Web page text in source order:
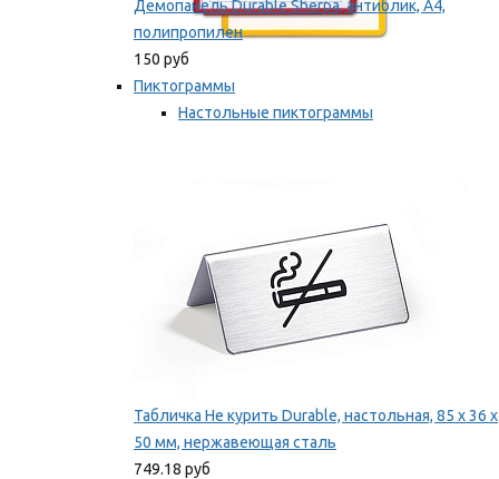
Демопанель Durable Sherpa, антиблик, А4,
полипропилен
150 руб
Пиктограммы
Настольные пиктограммы
Табличка Не курить Durable, настольная, 85 x 36 x
50 мм, нержавеющая сталь
749.18 руб